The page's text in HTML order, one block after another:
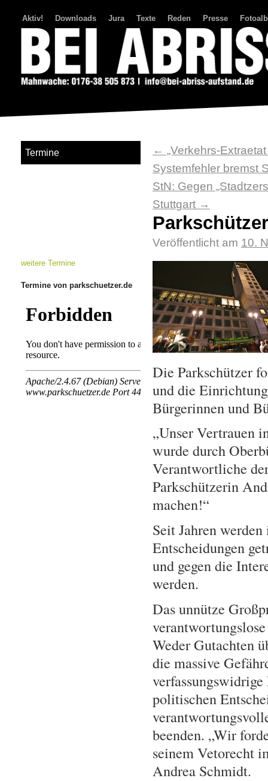
Aktiv! Downloads Jura Texte Reden Presse
← „Verkehrs-
Systemfehler bremst
StN: Gegen
Stuttgart →
Veröffentlicht am 10.
Die Parkschützer
und die
Bürgerinnen und
„Unser Vertrauen
wurde durch
Verantwortliche
Parkschützerin
machen!“
Seit Jahren
Entscheidungen
und gegen die
werden.
Das unnütze
Weder Gutachten
die massive
politischen
beenden. „Wir
seinem Vetorecht
Andrea Schmidt.
Termine
weitere Termine
Termine von parkschuetzer.de